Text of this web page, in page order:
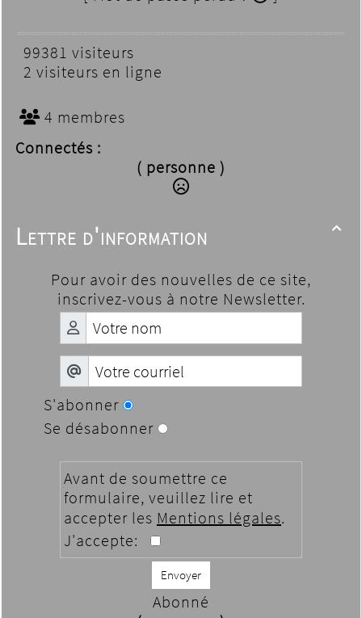
99381 visiteurs
2 visiteurs en ligne
4 membres
Connectés :
( personne )

Lettre d'information
Pour avoir des nouvelles de ce site,
inscrivez-vous à notre Newsletter.
S'abonner
Se désabonner
Avant de soumettre ce
formulaire, veuillez lire et
accepter les Mentions légales.
J'accepte:
Envoyer
Abonné